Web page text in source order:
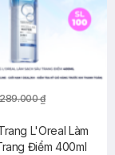
₫
L'Oreal Làm
Điểm 400ml